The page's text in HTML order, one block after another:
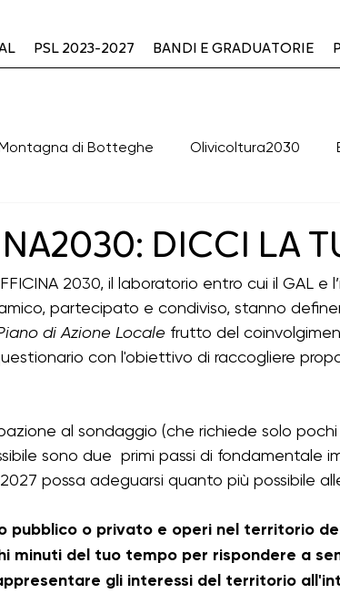
PSL 2023-2027 BANDI E GRADUATORIE
di Botteghe Olivicoltura2030
conclusi BANDI DI GARA APERTI BANDI
Green & Blue ERASMUS+ - K154
bandi psl 23-27 chiusi TIRA Rural Youth
DICCI LA
2030, il laboratorio entro cui il GAL e
partecipato e condiviso, stanno
di Azione Locale frutto del
con l'obiettivo di raccogliere
al sondaggio (che richiede solo
sono due  primi passi di fondamentale
possa adeguarsi quanto più possibile
pubblico o privato e operi nel territorio
minuti del tuo tempo per rispondere a
gli interessi del territorio